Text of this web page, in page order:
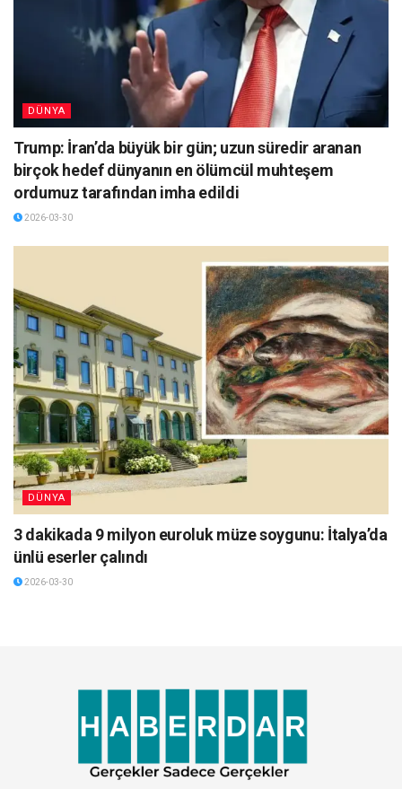
DÜNYA
Trump: İran’da büyük bir gün; uzun süredir aranan
birçok hedef dünyanın en ölümcül muhteşem
ordumuz tarafından imha edildi
2026-03-30
DÜNYA
3 dakikada 9 milyon euroluk müze soygunu: İtalya’da
ünlü eserler çalındı
2026-03-30